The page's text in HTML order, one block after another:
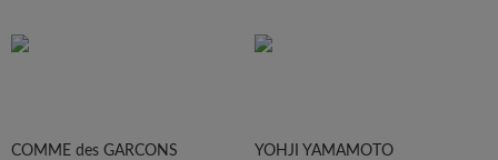
COMME des GARCONS YOHJI YAMAMOTO